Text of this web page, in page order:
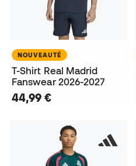
NOUVEAUTÉ
T-Shirt Real Madrid
Fanswear 2026-2027
44,99 €